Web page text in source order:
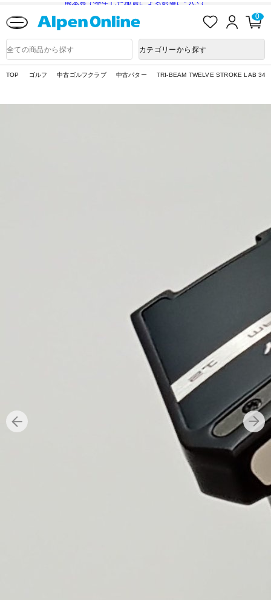
熊本県で発生した地震による影響について
入
ロ
ン
0
品
検
カテゴリーから探す
TOP ゴルフ 中古ゴルフクラブ 中古パター TRI-BEAM TWELVE STROKE LAB 34